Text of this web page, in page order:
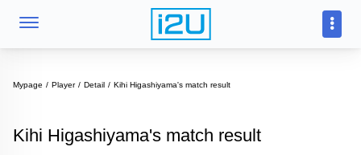
Mypage Player Detail Kihi Higashiyama's match result
Kihi Higashiyama's match result